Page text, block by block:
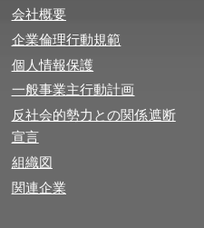
会社概要
企業倫理行動規範
個人情報保護
一般事業主行動計画
反社会的勢力との関係遮断
宣言
組織図
関連企業